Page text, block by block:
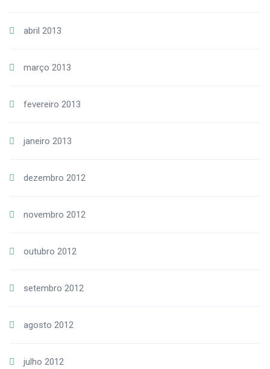
abril 2013
março 2013
fevereiro 2013
janeiro 2013
dezembro 2012
novembro 2012
outubro 2012
setembro 2012
agosto 2012
julho 2012